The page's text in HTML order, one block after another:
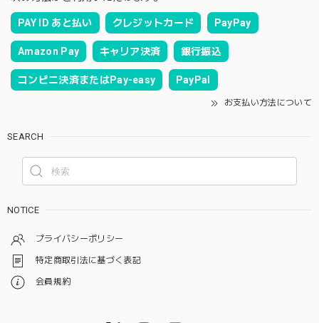
PAY ID あと払い クレジットカード PayPay
Amazon Pay キャリア決済 銀行振込
コンビニ決済またはPay-easy PayPal
お支払い方法について
SEARCH
NOTICE
プライバシーポリシー
特定商取引法に基づく表記
会員規約